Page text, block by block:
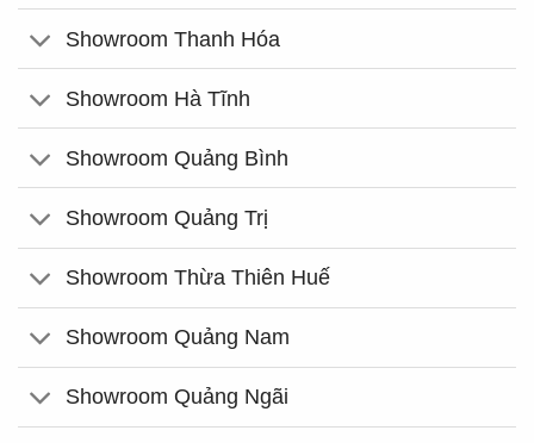
Showroom Thanh Hóa
Showroom Hà Tĩnh
Showroom Quảng Bình
Showroom Quảng Trị
Showroom Thừa Thiên Huế
Showroom Quảng Nam
Showroom Quảng Ngãi